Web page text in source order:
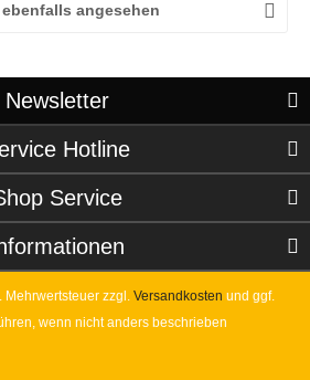
angesehen
Hotline
Service
Newsletter
Mehrwertsteuer zzgl. Versandkosten und ggf.
wenn nicht anders beschrieben